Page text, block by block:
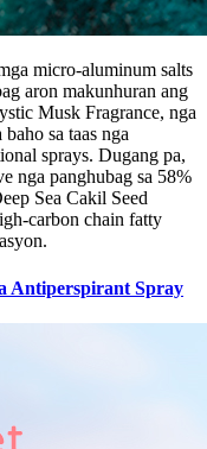
micro-aluminum salts
aron makunhuran ang
Musk Fragrance, nga
sa taas nga
sprays. Dugang pa,
nga panghubag sa 58%
Sea Cakil Seed
carbon chain fatty
Antiperspirant Spray